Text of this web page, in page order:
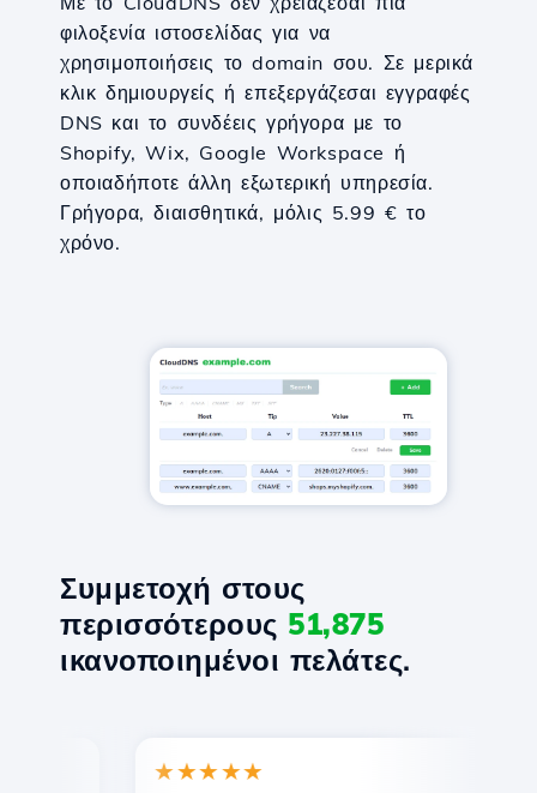
φιλοξενία ιστοσελίδας για να
χρησιμοποιήσεις το domain σου. Σε μερικά
κλικ δημιουργείς ή επεξεργάζεσαι εγγραφές
DNS και το συνδέεις γρήγορα με το
Shopify, Wix, Google Workspace ή
οποιαδήποτε άλλη εξωτερική υπηρεσία.
Γρήγορα, διαισθητικά, μόλις 5.99 € το
χρόνο.
Συμμετοχή στους
περισσότερους 51,875
ικανοποιημένοι πελάτες.
★★★★★